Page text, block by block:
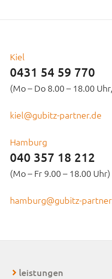
Kiel
0431 54 59 770
(Mo – Do 8.00 – 18.00
kiel@gubitz-partner.de
Hamburg
040 357 18 212
(Mo – Fr 9.00 – 18.00 Uhr)
hamburg@gubitz-
leistungen